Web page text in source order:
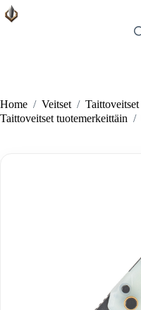
Skip
to
Home / Veitset / Taittoveitset
Taittoveitset tuotemerkeittäin /